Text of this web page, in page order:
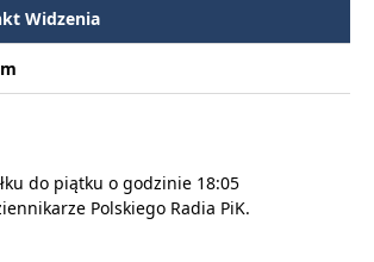
Widzenia
do piątku o godzinie 18:05
Polskiego Radia PiK.